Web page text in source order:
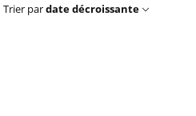
Trier pardate décroissante